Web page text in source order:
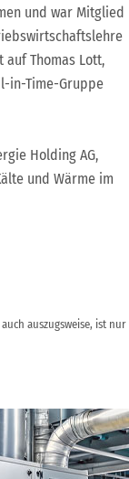
und war Mitglied
Thomas Lott,
in-Time-Gruppe
Holding AG,
und Wärme im
auszugsweise, ist nur